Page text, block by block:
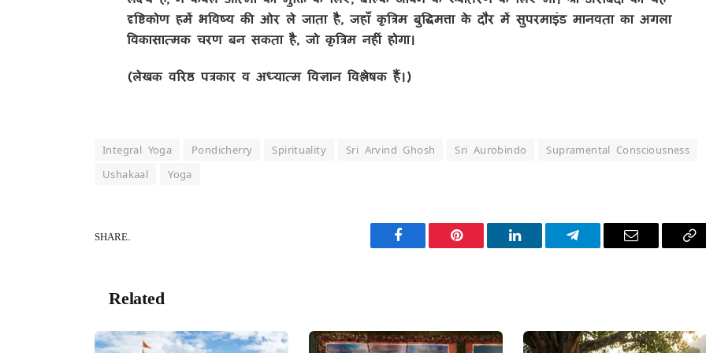
दृष्टिकोण हमें भविष्य की ओर ले जाता है, जहाँ कृत्रिम बुद्धिमत्ता के दौर में सुपरमाइंड मानवता का अगला
विकासात्मक चरण बन सकता है, जो कृत्रिम नहीं होगा।
(लेखक वरिष्ठ पत्रकार व अध्यात्म विज्ञान विश्लेषक हैं।)
Integral Yoga Pondicherry Spirituality Sri Arvind Ghosh Sri Aurobindo
Supramental Consciousness
Ushakaal
Yoga
SHARE.
Facebook Pinterest LinkedIn Telegram Email
Related